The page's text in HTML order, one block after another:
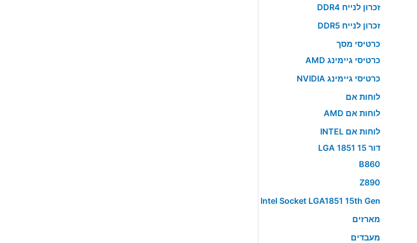
זכרון לנייח DDR4
זכרון לנייח DDR5
כרטיסי מסך
כרטיסי גיימינג AMD
כרטיסי גיימינג NVIDIA
לוחות אם
לוחות אם AMD
לוחות אם INTEL
דור 15 LGA 1851
B860
Z890
Intel Socket LGA1851 15th Gen
מארזים
מעבדים